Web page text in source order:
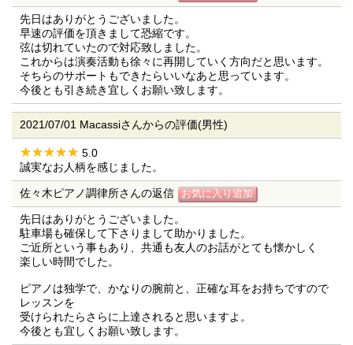
先日はありがとうございました。
早速の評価を頂きまして恐縮です。
弦は切れていたので対応致しました。
これからは演奏活動も徐々に再開していく方向だと思います。
そちらのサポートもできたらいいなあと思っています。
今後とも引き続き宜しくお願い致します。
2021/07/01 Macassiさんからの評価(男性)
5.0
誠実なお人柄を感じました。
佐々木ピアノ調律所さんの返信
先日はありがとうございました。
駐車場も確保して下さりまして助かりました。
ご近所という事もあり、共通も友人のお話がとても懐かしく
楽しい時間でした。
ピアノは独学で、かなりの腕前と、正確な耳をお持ちですので
レッスンを
受けられたらさらに上達されると思いますよ。
今後とも宜しくお願い致します。